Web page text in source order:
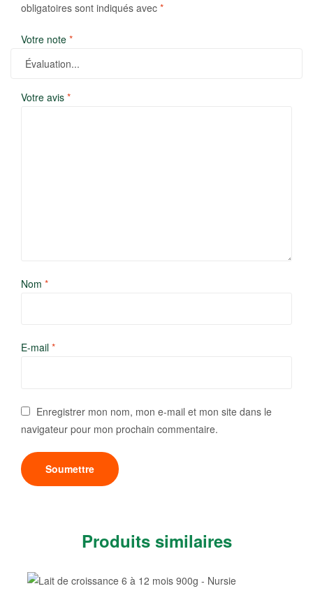
obligatoires sont indiqués avec *
Votre note *
Votre avis *
Nom *
E-mail *
Enregistrer mon nom, mon e-mail et mon site dans le
navigateur pour mon prochain commentaire.
Produits similaires